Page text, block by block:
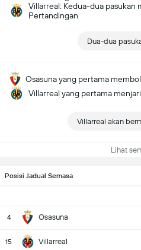
Villarreal: Kedua-dua pasukan
Pertandingan
Dua-dua
Osasuna yang pertama
Villarreal yang pertama
Villarreal akan
Lihat
Posisi Jadual Semasa
4 Osasuna
15 Villarreal